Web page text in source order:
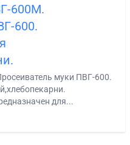
600М.
600.
муки ПВГ-600.
для...